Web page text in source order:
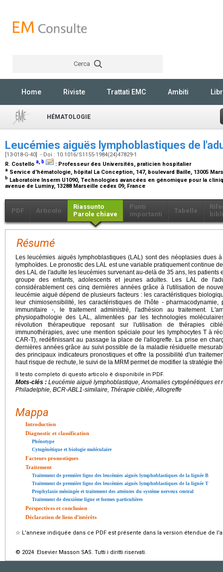
Cerca
Home Riviste Trattati EMC Ambiti
HÉMATOLOGIE
Leucémies aiguës lymphoblastiques de
[13-018-G-40] - Doi : 10.1016/S1155-1984(24)47829-1
R. Costello a, b : Professeur des Universités, praticien hospitalier
a Service d'hématologie, hôpital La Conception, 147, boulevard Baille, 13005
b Laboratoire Inserm U1090, Technologies avancées en génomique pour la
avenue de Luminy, 13288 Marseille cedex 09, France
PDF Articolo
Riassunto
Parole chiave
Punti
importanti
Tabelle
Résumé
Les leucémies aiguës lymphoblastiques (LAL) sont des néoplasies dues
lymphoïdes. Le pronostic des LAL est une variable pratiquement continue
des LAL de l'adulte les leucémies survenant au-delà de 35 ans, les patients
groupe des enfants, adolescents et jeunes adultes. Les LAL de
considérablement ces cinq dernières années grâce à l'utilisation de
leucémie aiguë dépend de plusieurs facteurs : les caractéristiques
leur chimiosensibilité, les caractéristiques de l'hôte -
immunitaire -, le traitement administré, l'adhésion au traitement.
physiopathologie des LAL, alimentées par les technologies
révolution thérapeutique reposant sur l'utilisation de thérapies
immunothérapies, avec une mention spéciale pour les lymphocytes T à
CAR-T), redéfinissant au passage la place de l'allogreffe. La prise en
dernières années grâce au suivi possible de la maladie résiduelle
des principaux indicateurs pronostiques et offre la possibilité d'un
haut risque de rechute, le suivi de la MRM permet de modifier la stratégie
Il testo completo di questo articolo è disponibile in PDF.
Mots-clés : Leucémie aiguë lymphoblastique, Anomalies cytogénétiques et
Philadelphie, BCR-ABL1-similaire, Thérapie ciblée, Allogreffe
Mappa
Introduction
Diagnostic et classification
Phénotype
Cytogénétique et biologie moléculaire
Facteurs pronostiques
Traitement
Traitement de première ligne des leucémies aiguës lymphoblastiques de la lignée B
Traitement de première ligne des leucémies aiguës lymphoblastiques de la lignée T
Prophylaxie méningée et traitement des atteintes du système nerveux central
Traitement de deuxième ligne et formes particulières
Perspectives et conclusion
Déclaration de liens d'intérêts
☆ L'annexe indiquée dans ce PDF est présente dans la version étendue de
© 2024 Elsevier Masson SAS. Tutti i diritti riservati.